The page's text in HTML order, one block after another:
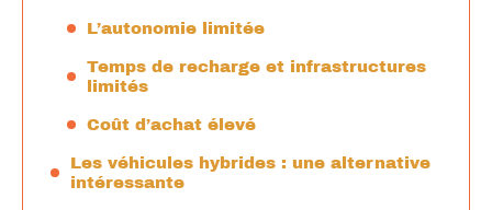
L’autonomie limitée
Temps de recharge et infrastructures
limités
Coût d’achat élevé
Les véhicules hybrides : une alternative
intéressante